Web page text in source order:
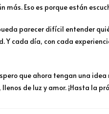
más. Eso es porque están
parecer difícil entender
Y cada día, con cada
que ahora tengan una
de luz y amor. ¡Hasta la